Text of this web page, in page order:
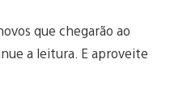
que chegarão ao
a leitura. E aproveite